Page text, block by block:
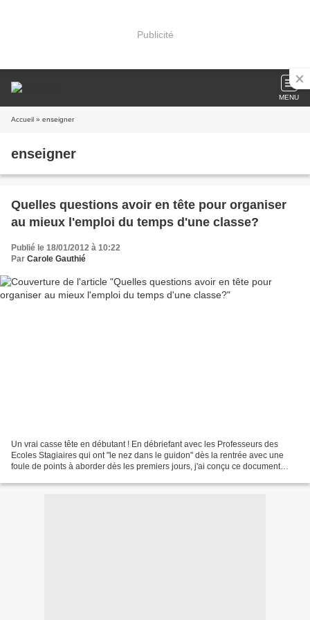
Publicité
MENU
Accueil » enseigner
enseigner
Quelles questions avoir en tête pour organiser
au mieux l'emploi du temps d'une classe?
Publié le 18/01/2012 à 10:22
Par Carole Gauthié
Un vrai casse tête en débutant ! En débriefant avec les Professeurs des
Ecoles Stagiaires qui ont "le nez dans le guidon" dès la rentrée avec une
foule de points à aborder dès les premiers jours, j'ai conçu ce document